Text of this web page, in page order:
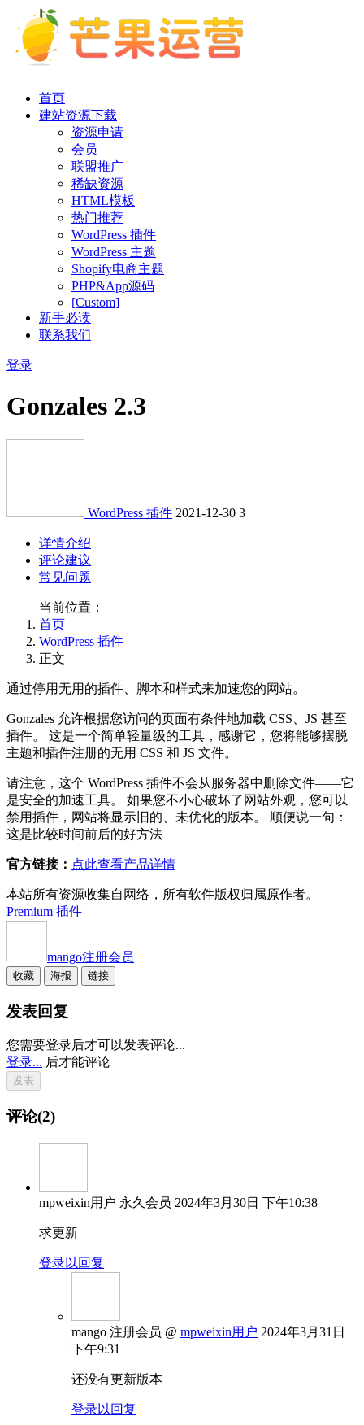
首页
建站资源下载
资源申请
会员
联盟推广
稀缺资源
HTML模板
热门推荐
WordPress 插件
WordPress 主题
Shopify电商主题
PHP&App源码
[Custom]
新手必读
联系我们
登录
Gonzales 2.3
WordPress 插件 2021-12-30 3
详情介绍
评论建议
常见问题
当前位置：
首页
WordPress 插件
正文
通过停用无用的插件、脚本和样式来加速您的网站。
Gonzales 允许根据您访问的页面有条件地加载 CSS、JS 甚至
插件。 这是一个简单轻量级的工具，感谢它，您将能够摆脱
主题和插件注册的无用 CSS 和 JS 文件。
请注意，这个 WordPress 插件不会从服务器中删除文件——它
是安全的加速工具。 如果您不小心破坏了网站外观，您可以
禁用插件，网站将显示旧的、未优化的版本。 顺便说一句：
这是比较时间前后的好方法
官方链接： 点此查看产品详情
本站所有资源收集自网络，所有软件版权归属原作者。
Premium 插件
mango注册会员
收藏 海报 链接
发表回复
您需要登录后才可以发表评论...
登录... 后才能评论
评论(2)
mpweixin用户 永久会员 2024年3月30日 下午10:38
求更新
登录以回复
mango 注册会员 @ mpweixin用户 2024年3月31日
下午9:31
还没有更新版本
登录以回复